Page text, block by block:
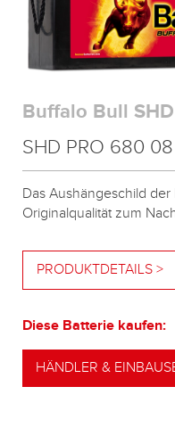
Buffalo Bull
SHD PRO 680 08
Das Aushängeschild
Originalqualität zum
PRODUKTDETAILS >
Diese Batterie kaufen:
HÄNDLER &